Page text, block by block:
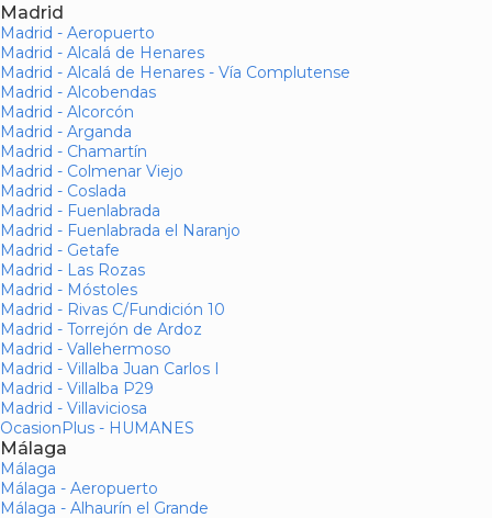
Madrid
Madrid - Aeropuerto
Madrid - Alcalá de Henares
Madrid - Alcalá de Henares - Vía Complutense
Madrid - Alcobendas
Madrid - Alcorcón
Madrid - Arganda
Madrid - Chamartín
Madrid - Colmenar Viejo
Madrid - Coslada
Madrid - Fuenlabrada
Madrid - Fuenlabrada el Naranjo
Madrid - Getafe
Madrid - Las Rozas
Madrid - Móstoles
Madrid - Rivas C/Fundición 10
Madrid - Torrejón de Ardoz
Madrid - Vallehermoso
Madrid - Villalba Juan Carlos I
Madrid - Villalba P29
Madrid - Villaviciosa
OcasionPlus - HUMANES
Málaga
Málaga
Málaga - Aeropuerto
Málaga - Alhaurín el Grande